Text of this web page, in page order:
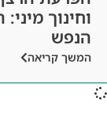
וחינוך
הנפש
המשך קריאה